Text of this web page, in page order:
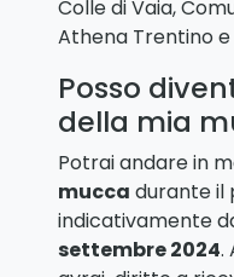
Colle di Vaia,
Athena Trentino e
Posso
della mia
Potrai andare in
mucca durante il
indicativamente
settembre 2024.